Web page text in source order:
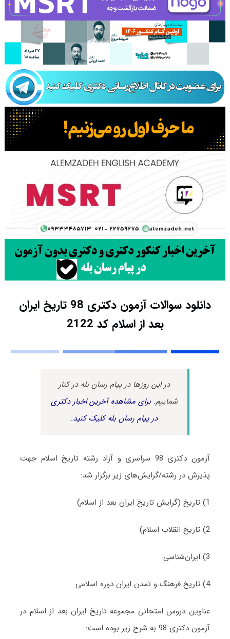
دانلود سوالات آزمون دکتری 98 تاریخ ایران
بعد از اسلام کد 2122
در این روزها در پیام رسان بله در کنار
شماییم.برای مشاهده آخرین اخبار دکتری
در پیام رسان بله کلیک کنید.
آزمون دکتری 98 سراسری و آزاد رشته تاریخ اسلام جهت
پذیرش در رشته/گرایش‌های زیر برگزار شد:
1) تاریخ (گرایش تاریخ ایران بعد از اسلام)
2) تاریخ انقلاب اسلام)
3) ایران‌شناسی
4) تاریخ فرهنگ و تمدن ایران دوره اسلامی
عناوین دروس امتحانی مجموعه تاریخ ایران بعد از اسلام در
آزمون دکتری 98 به شرح زیر بوده است: